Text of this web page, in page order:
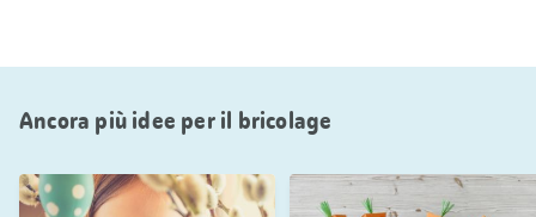
Ancora più idee per il bricolage